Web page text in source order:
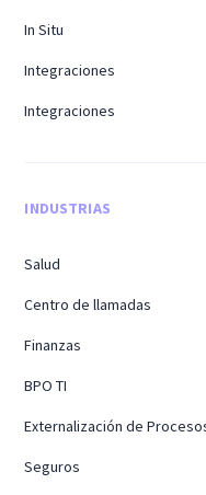
In Situ
Integraciones
Integraciones
INDUSTRIAS
Salud
Centro de llamadas
Finanzas
BPO TI
Externalización de
Seguros